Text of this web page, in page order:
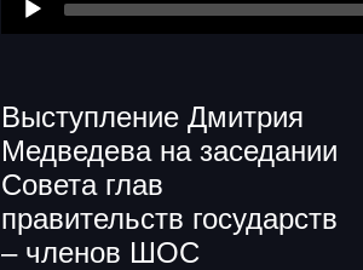
Выступление Дмитрия
Медведева на заседании
Совета глав
правительств государств
– членов ШОС